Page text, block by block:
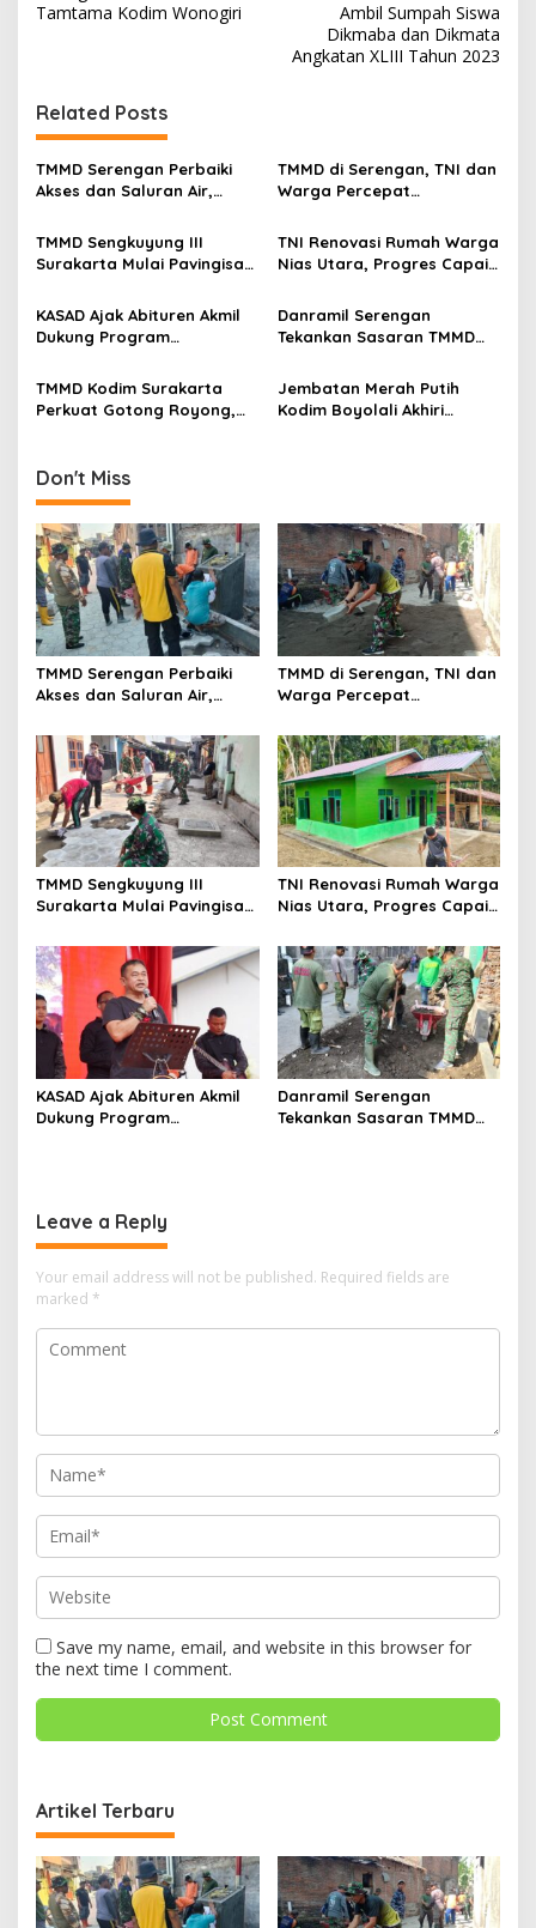
s
a
v
i
a
i
o
n
Tamtama Kodim Wonogiri
Ambil Sumpah Siswa
Dikmaba dan Dikmata
Angkatan XLIII Tahun 2023
Related Posts
TMMD Serengan Perbaiki
Akses dan Saluran Air,
TMMD di Serengan, TNI dan
Warga Percepat
TMMD Sengkuyung III
Surakarta Mulai Pavingisasi
TNI Renovasi Rumah Warga
Nias Utara, Progres Capai
KASAD Ajak Abituren Akmil
Dukung Program
Danramil Serengan
Tekankan Sasaran TMMD
TMMD Kodim Surakarta
Perkuat Gotong Royong,
Jembatan Merah Putih
Kodim Boyolali Akhiri
Don't Miss
TMMD Serengan Perbaiki
Akses dan Saluran Air,
TMMD di Serengan, TNI dan
Warga Percepat
TMMD Sengkuyung III
Surakarta Mulai Pavingisasi
TNI Renovasi Rumah Warga
Nias Utara, Progres Capai
KASAD Ajak Abituren Akmil
Dukung Program
Danramil Serengan
Tekankan Sasaran TMMD
Leave a Reply
Your email address will not be published. Required fields are
marked *
Save my name, email, and website in this browser for
the next time I comment.
Artikel Terbaru